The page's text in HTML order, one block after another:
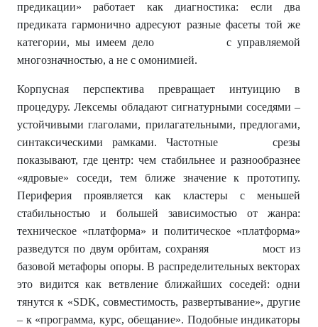
предикации» работает как диагностика: если два
предиката гармонично адресуют разные фасеты той же
категории, мы имеем дело с управляемой
многозначностью, а не с омонимией.
Корпусная перспектива превращает интуицию в
процедуру. Лексемы обладают сигнатурными соседями –
устойчивыми глаголами, прилагательными, предлогами,
синтаксическими рамками. Частотные срезы
показывают, где центр: чем стабильнее и разнообразнее
«ядровые» соседи, тем ближе значение к прототипу.
Периферия проявляется как кластеры с меньшей
стабильностью и большей зависимостью от жанра:
техническое «платформа» и политическое «платформа»
разведутся по двум орбитам, сохраняя мост из
базовой метафоры опоры. В распределительных векторах
это видится как ветвление ближайших соседей: одни
тянутся к «SDK, совместимость, развертывание», другие
– к «программа, курс, обещание». Подобные индикаторы